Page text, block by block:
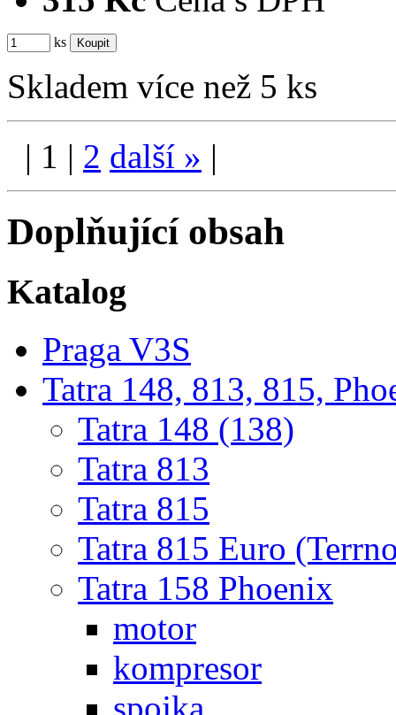
ks
Skladem více než 5 ks
| 1 | 2 další » |
Doplňující obsah
Katalog
Praga V3S
Tatra 148, 813, 815,
Tatra 148 (138)
Tatra 813
Tatra 815
Tatra 815 Euro
Tatra 158 Phoenix
motor
kompresor
spojka